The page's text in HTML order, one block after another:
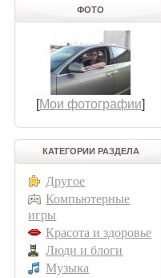
ФОТО
[Мои фотографии]
КАТЕГОРИИ РАЗДЕЛА
Другое
Компьютерные
игры
Красота и здоровье
Люди и блоги
Музыка